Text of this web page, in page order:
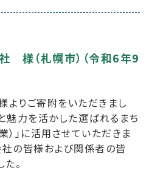
様（札幌市）（令和6年9
りご寄附をいただきまし
魅力を活かした選ばれるまち
）」に活用させていただきま
の皆様および関係者の皆
。